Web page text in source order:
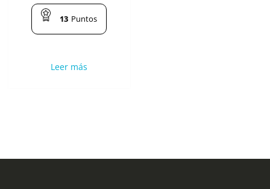
13 Puntos
Leer más